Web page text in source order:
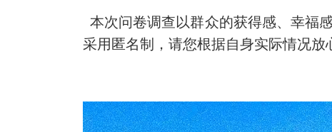
本次问卷调查以群众的获得感、幸福
采用匿名制，请您根据自身实际情况放